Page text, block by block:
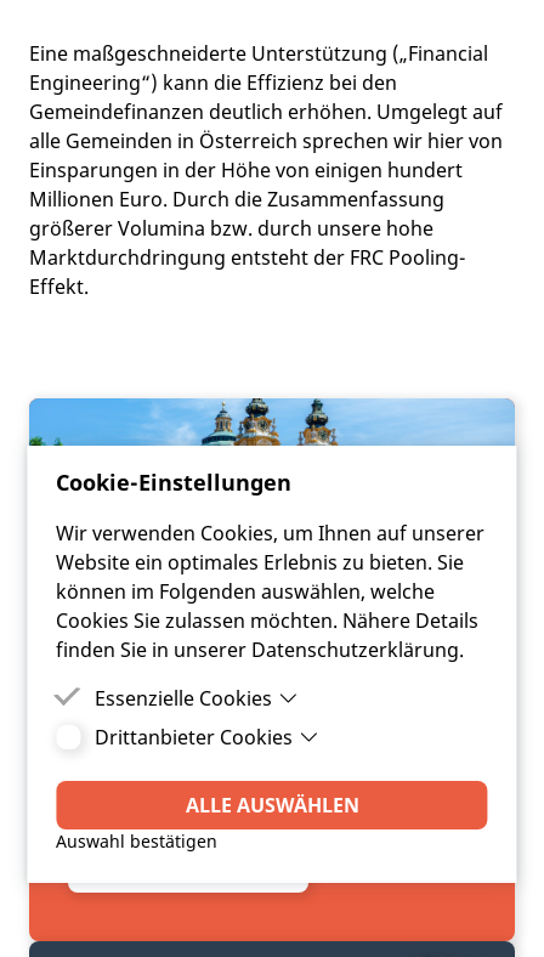
Cookie-Einstellungen
Wir verwenden Cookies, um Ihnen auf unserer
Website ein optimales Erlebnis zu bieten. Sie
können im Folgenden auswählen, welche
Cookies Sie zulassen möchten. Nähere Details
finden Sie in unserer Datenschutzerklärung.
Essenzielle Cookies
Essenzielle Cookies sind Cookies, welche für die
benötigt werden.
Drittanbieter Cookies
Drittanbieter Cookies sind Cookies, die
Drittanbieter-Software setzt, um Funktionen wie
Google Maps zu ermöglichen.
ALLE AUSWÄHLEN
Auswahl bestätigen
Eine maßgeschneiderte Unterstützung („Financial
Engineering“) kann die Effizienz bei den
Gemeindefinanzen deutlich erhöhen. Umgelegt auf
alle Gemeinden in Österreich sprechen wir hier von
Einsparungen in der Höhe von einigen hundert
Millionen Euro. Durch die Zusammenfassung
größerer Volumina bzw. durch unsere hohe
Marktdurchdringung entsteht der FRC Pooling-
Effekt.
ANFRAGE